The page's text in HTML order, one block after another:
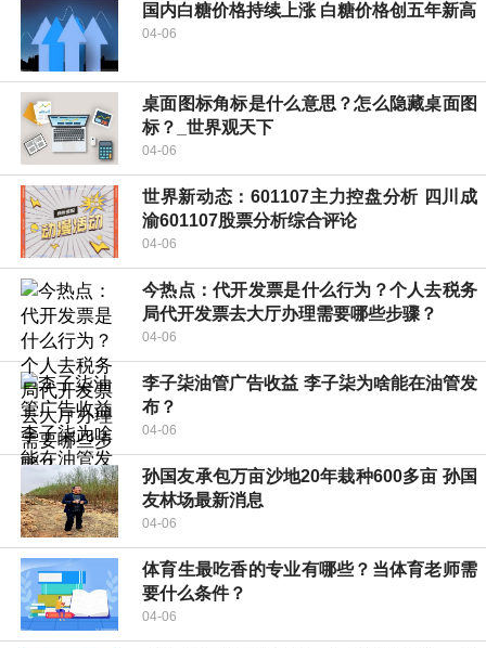
国内白糖价格持续上涨 白糖价格创五年新高
04-06
桌面图标角标是什么意思？怎么隐藏桌面图
标？_世界观天下
04-06
世界新动态：601107主力控盘分析 四川成
渝601107股票分析综合评论
04-06
今热点：代开发票是什么行为？个人去税务
局代开发票去大厅办理需要哪些步骤？
04-06
李子柒油管广告收益 李子柒为啥能在油管发
布？
04-06
孙国友承包万亩沙地20年栽种600多亩 孙国
友林场最新消息
04-06
体育生最吃香的专业有哪些？当体育老师需
要什么条件？
04-06